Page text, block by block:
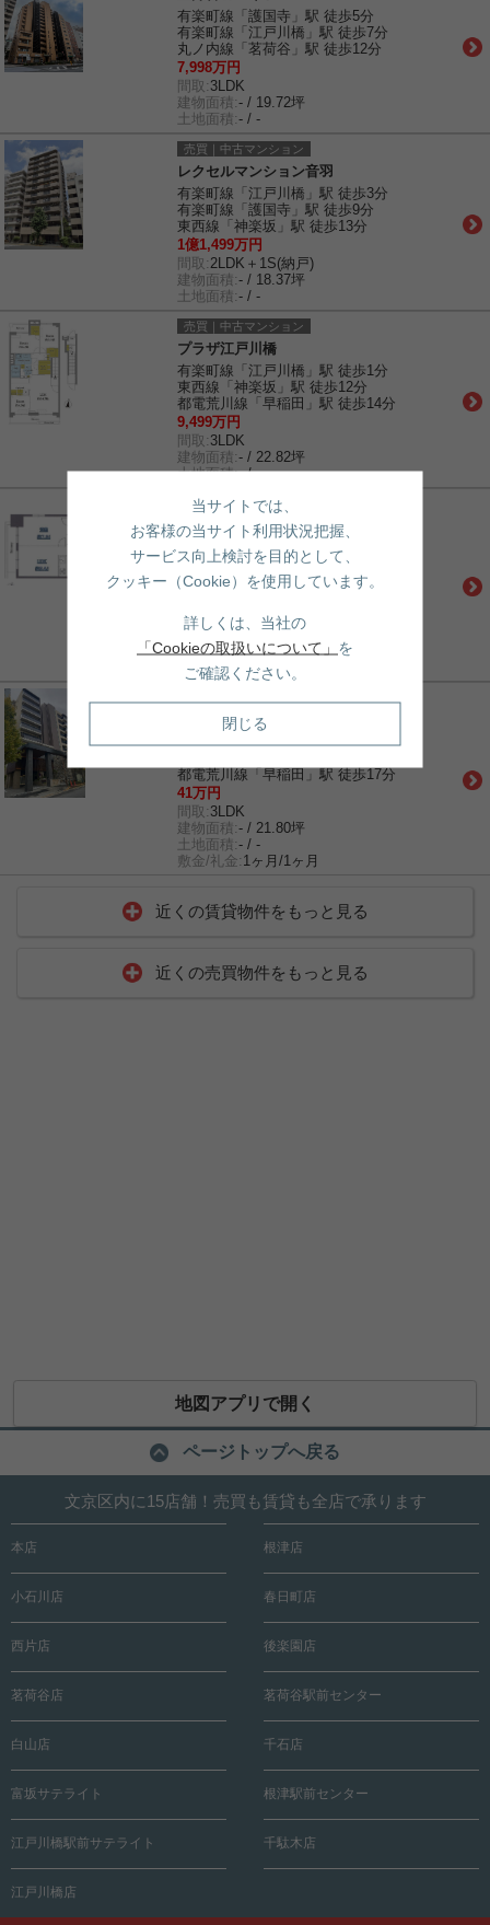
有楽町線「護国寺」駅 徒歩5分
有楽町線「江戸川橋」駅 徒歩7分
丸ノ内線「茗荷谷」駅 徒歩12分
7,998万円
間取: 3LDK
建物面積:- / 19.72坪
土地面積:- / -
売買｜中古マンション
レクセルマンション音羽
有楽町線「江戸川橋」駅 徒歩3分
有楽町線「護国寺」駅 徒歩9分
東西線「神楽坂」駅 徒歩13分
1億1,499万円
間取: 2LDK＋1S(納戸)
建物面積:- / 18.37坪
土地面積:- / -
売買｜中古マンション
プラザ江戸川橋
有楽町線「江戸川橋」駅 徒歩1分
東西線「神楽坂」駅 徒歩12分
都電荒川線「早稲田」駅 徒歩14分
9,499万円
間取: 3LDK
建物面積:- / 22.82坪
土地面積:- / -
賃貸｜マンション
ラフィーネ音羽 西棟
有楽町線「江戸川橋」駅 徒歩4分
丸ノ内線「茗荷谷」駅 徒歩13分
東西線「神楽坂」駅 徒歩17分
間取:
1LDK
建物面積:- / 12.61坪
土地面積:- / -
敷金/礼金: 1ヶ月/1ヶ月
グランドメゾン目白新坂
有楽町線「江戸川橋」駅 徒歩4分
都電荒川線「早稲田」駅 徒歩17分
41万円
間取: 3LDK
建物面積:- / 21.80坪
土地面積:- / -
敷金/礼金: 1ヶ月/1ヶ月
近くの賃貸物件をもっと見る
近くの売買物件をもっと見る
地図アプリで開く
ページトップへ戻る
文京区内に15店舗！売買も賃貸も全店で承ります
本店 根津店
小石川店 春日町店
西片店 後楽園店
茗荷谷店 茗荷谷駅前センター
白山店 千石店
富坂サテライト 根津駅前センター
江戸川橋駅前サテライト 千駄木店
江戸川橋店
当サイトでは、
お客様の当サイト利用状況把握、
サービス向上検討を目的として、
クッキー（Cookie）を使用しています。
詳しくは、当社の
「Cookieの取扱いについて」 を
ご確認ください。
閉じる